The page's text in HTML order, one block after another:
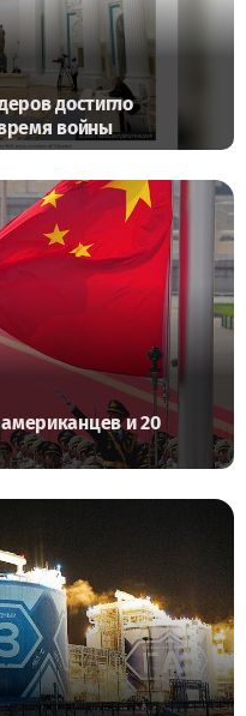
достигло
войны
и 20